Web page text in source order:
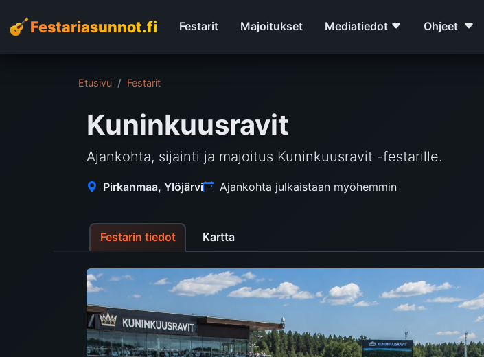
Festariasunnot.fi Festarit Majoitukset Mediatiedot Ohjeet
Etusivu Festarit
Kuninkuusravit
Ajankohta, sijainti ja majoitus Kuninkuusravit -festarille.
Pirkanmaa, Ylöjärvi Ajankohta julkaistaan myöhemmin
Festarin tiedot Kartta